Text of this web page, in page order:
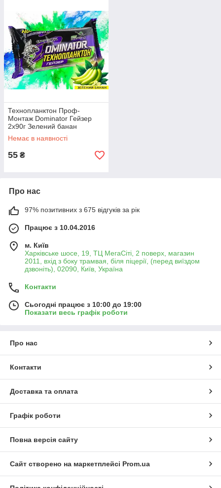
Технопланктон Проф-
Монтаж Dominator Гейзер
2x90г Зелений банан
Немає в наявності
55 ₴
Про нас
97% позитивних з 675 відгуків за рік
Працює з 10.04.2016
м. Київ
Харківське шосе, 19, ТЦ МегаСіті, 2 поверх, магазин
2011, вхід з боку трамвая, біля піцерії, (перед виїздом
дзвоніть), 02090, Київ, Україна
Контакти
Сьогодні працює з 10:00 до 19:00
Показати весь графік роботи
Про нас
Контакти
Доставка та оплата
Графік роботи
Повна версія сайту
Сайт створено на маркетплейсі Prom.ua